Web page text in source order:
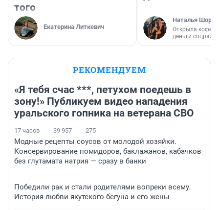
того
Екатерина Литкевич
Наталья
Открыла
деньги
РЕКОМЕНДУЕМ
«Я тебя счас ***, петухом поедешь в
зону!» Публикуем видео нападения
уральского гопника на ветерана СВО
17 часов 39 957 275
Модные рецепты соусов от молодой хозяйки.
Консервирование помидоров, баклажанов, кабачков
без глутамата натрия — сразу в банки
Победили рак и стали родителями вопреки всему.
История любви якутского бегуна и его жены